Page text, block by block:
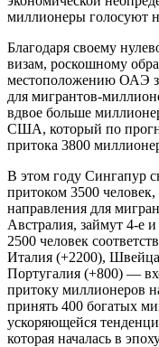
миллионеры голосуют
Благодаря своему
визам, роскошному
местоположению ОАЭ
для мигрантов-
вдвое больше
США, который по
притока 3800
В этом году Сингапур
притоком 3500
направления для
Австралия, займут 4-е
2500 человек
Италия (+2200),
Португалия (+800) —
притоку миллионеров
принять 400 богатых
ускоряющейся
которая началась в